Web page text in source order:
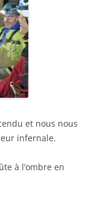
et nous nous
infernale.
à l’ombre en